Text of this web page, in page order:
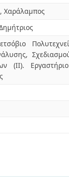
Χαράλαμπος
(ΙΙ).